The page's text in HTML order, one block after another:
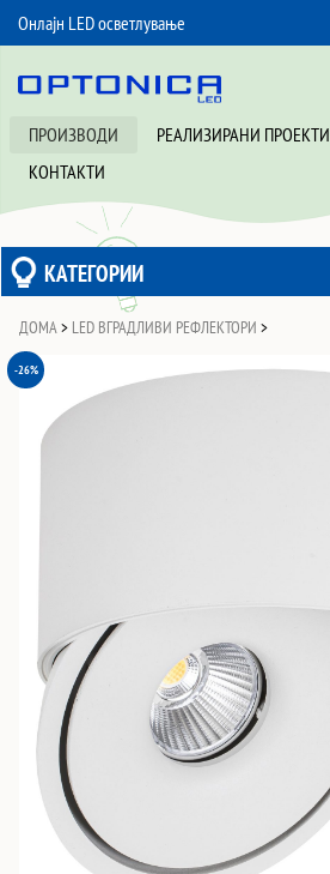
Онлајн LED осветлување
ПРОИЗВОДИ РЕАЛИЗИРАНИ ПРОЕКТИ
КОНТАКТИ
КАТЕГОРИИ
ДОМА > LED ВГРАДЛИВИ РЕФЛЕКТОРИ >
-26%